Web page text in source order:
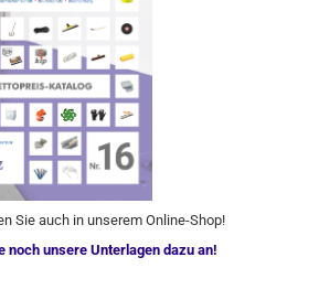
Sie auch in unserem Online-Shop!
noch unsere Unterlagen dazu an!